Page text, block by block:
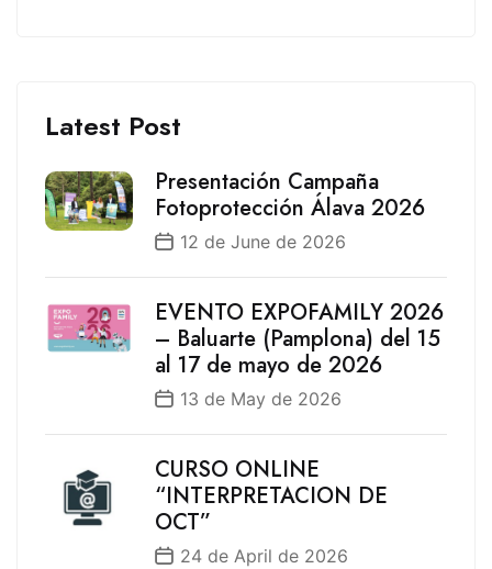
Latest Post
Presentación Campaña
Fotoprotección Álava 2026
12 de June de 2026
EVENTO EXPOFAMILY 2026
– Baluarte (Pamplona) del 15
al 17 de mayo de 2026
13 de May de 2026
CURSO ONLINE
“INTERPRETACION DE
OCT”
24 de April de 2026